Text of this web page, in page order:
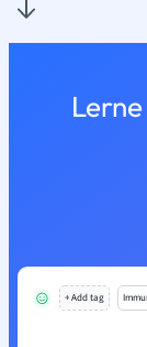
+ Add tag